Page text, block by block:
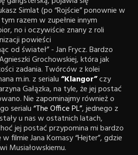
Simlat (po “Rojście” ponownie w
razem w zupełnie innym
no i oczywiście znany z roli
powieści
od świateł” - Jan Frycz. Bardzo
Grochowskiej, która jak
zadania. Twórców z kolei
m.in. z serialu“Klangor”czy
Gałązka, na tyle, że jej postać
Nie zapominajmy również o
serialu“The Office PL”, jednego z
u nas w ostatnich latach,
jej postać przypomina mi bardzo
filmie Jana Komasy “Hejter”, gdzie
Musiałowskiemu.